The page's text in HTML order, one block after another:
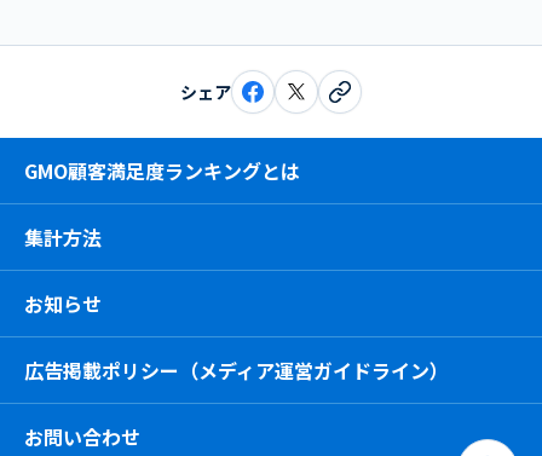
シェア
GMO顧客満足度ランキングとは
集計方法
お知らせ
広告掲載ポリシー（メディア運営ガイドライン）
お問い合わせ